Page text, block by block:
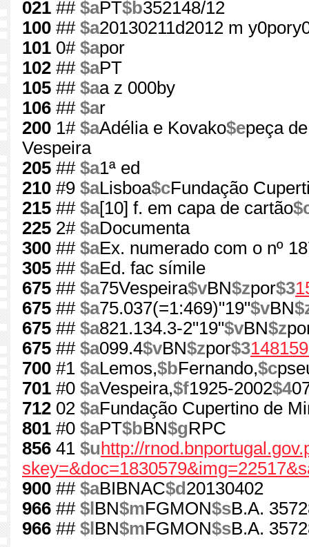
021 ## $aPT$b352148/12
100 ## $a20130211d2012 m
101 0# $apor
102 ## $aPT
105 ## $aa z 000by
106 ## $ar
200 1# $aAdélia e Kovako$epeça
Vespeira
205 ## $a1ª ed
210 #9 $aLisboa$cFundação
215 ## $a[10] f. em capa de cartão
225 2# $aDocumenta
300 ## $aEx. numerado com o nº
305 ## $aEd. fac símile
675 ## $a75Vespeira$vBN$zpor$3
675 ## $a75.037(=1:469)"19"$vBN
675 ## $a821.134.3-2"19"$vBN$z
675 ## $a099.4$vBN$zpor$3
700 #1 $aLemos,$bFernando,$c
701 #0 $aVespeira,$f1925-2002$4
712 02 $aFundação Cupertino de
801 #0 $aPT$bBN$gRPC
856 41 $u http://
900 ## $aBIBNAC$d 20130402
966 ## $l BN$mFGMON$sB.A.
966 ## $l BN$mFGMON$sB.A.